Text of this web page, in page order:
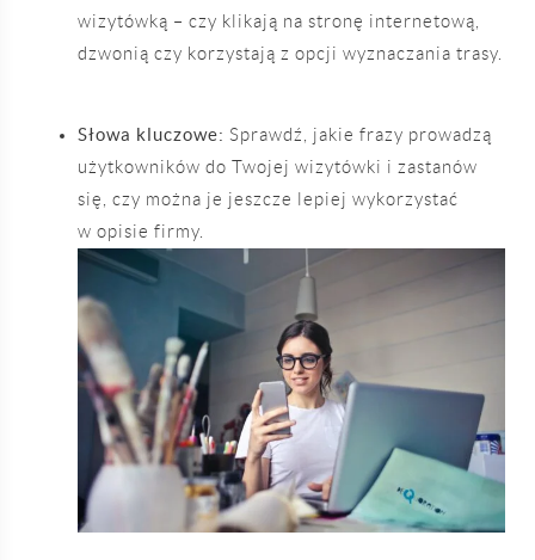
wizytówką – czy klikają na stronę internetową,
dzwonią czy korzystają z opcji wyznaczania trasy.
Słowa kluczowe: Sprawdź, jakie frazy prowadzą
użytkowników do Twojej wizytówki i zastanów
się, czy można je jeszcze lepiej wykorzystać
w opisie firmy.